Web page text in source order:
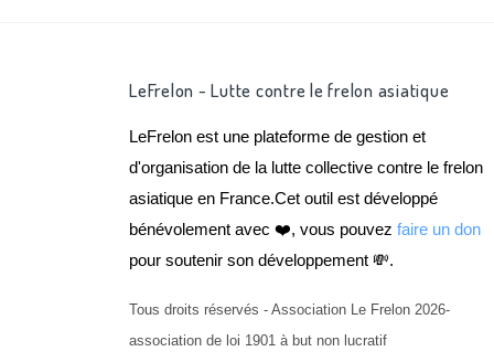
LeFrelon - Lutte contre le frelon asiatique
LeFrelon est une plateforme de gestion et
d'organisation de la lutte collective contre le frelon
asiatique en France.Cet outil est développé
bénévolement avec ❤️, vous pouvez faire un don
pour soutenir son développement 💸.
Tous droits réservés - Association Le Frelon 2026-
association de loi 1901 à but non lucratif